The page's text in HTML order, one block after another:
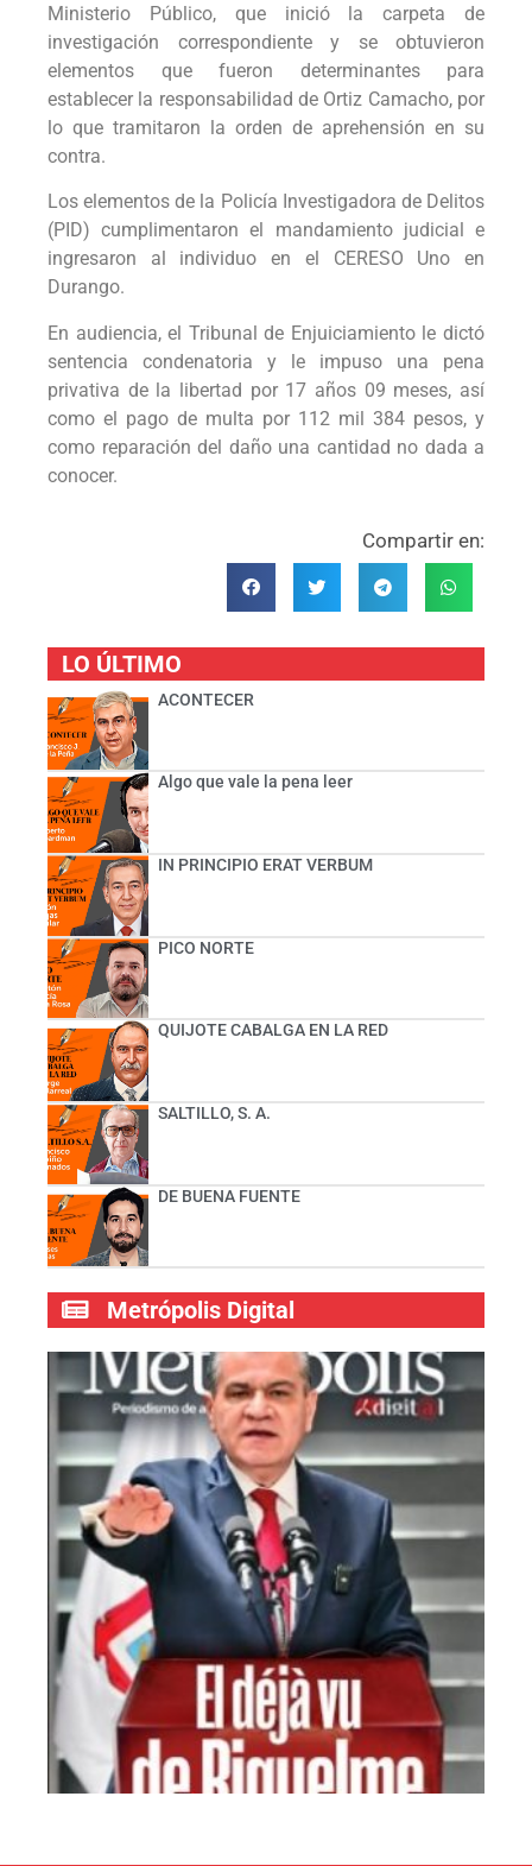
Ministerio Público, que inició la carpeta de
investigación correspondiente y se obtuvieron
elementos que fueron determinantes para
establecer la responsabilidad de Ortiz Camacho, por
lo que tramitaron la orden de aprehensión en su
contra.
Los elementos de la Policía Investigadora de Delitos
(PID) cumplimentaron el mandamiento judicial e
ingresaron al individuo en el CERESO Uno en
Durango.
En audiencia, el Tribunal de Enjuiciamiento le dictó
sentencia condenatoria y le impuso una pena
privativa de la libertad por 17 años 09 meses, así
como el pago de multa por 112 mil 384 pesos, y
como reparación del daño una cantidad no dada a
conocer.
Compartir en:
LO ÚLTIMO
ACONTECER
Algo que vale la pena leer
IN PRINCIPIO ERAT VERBUM
PICO NORTE
QUIJOTE CABALGA EN LA RED
SALTILLO, S. A.
DE BUENA FUENTE
Metrópolis Digital